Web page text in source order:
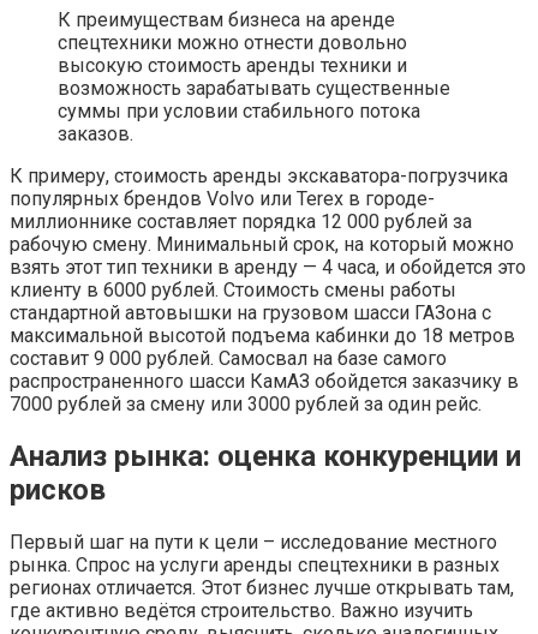
К преимуществам бизнеса на аренде
спецтехники можно отнести довольно
высокую стоимость аренды техники и
возможность зарабатывать существенные
суммы при условии стабильного потока
заказов.
К примеру, стоимость аренды экскаватора-погрузчика
популярных брендов Volvo или Terex в городе-
миллионнике составляет порядка 12 000 рублей за
рабочую смену. Минимальный срок, на который можно
взять этот тип техники в аренду — 4 часа, и обойдется это
клиенту в 6000 рублей. Стоимость смены работы
стандартной автовышки на грузовом шасси ГАЗона с
максимальной высотой подъема кабинки до 18 метров
составит 9 000 рублей. Самосвал на базе самого
распространенного шасси КамАЗ обойдется заказчику в
7000 рублей за смену или 3000 рублей за один рейс.
Анализ рынка: оценка конкуренции и
рисков
Первый шаг на пути к цели – исследование местного
рынка. Спрос на услуги аренды спецтехники в разных
регионах отличается. Этот бизнес лучше открывать там,
где активно ведётся строительство. Важно изучить